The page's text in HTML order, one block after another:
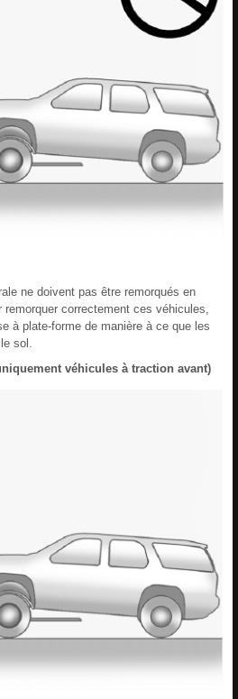
ne doivent pas être remorqués en
correctement ces véhicules,
à plate-forme de manière à ce que les
sol.
véhicules à traction avant)